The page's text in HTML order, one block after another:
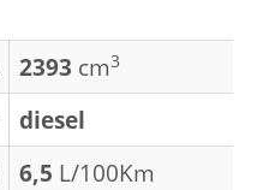
2393 cm3
diesel
6,5 L/100Km